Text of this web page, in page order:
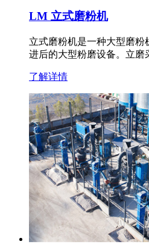
LM 立式磨粉机
立式磨粉机是一种大型磨
进后的大型粉磨设备。立
了解详情